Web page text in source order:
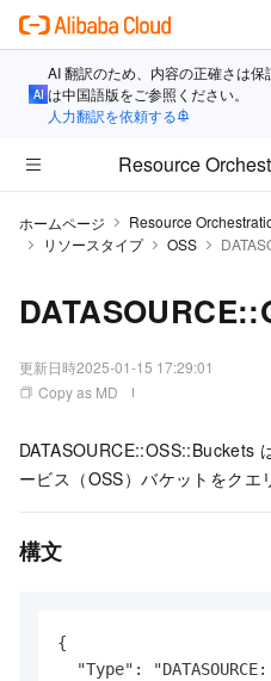
AI 翻訳のため、内容の正確さは
は中国語版をご参照ください。
人力翻訳を依頼する
Resource
ホームページ Resource
リソースタイプ
OSS
更新日時2025-01-15 17:29:01
Copy as MD
DATASOURCE::OSS::Buckets
ービス（OSS）バケットをクエ
構文
{
"Type":